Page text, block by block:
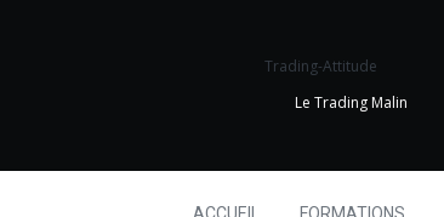
Trading-Attitude
Le Trading Malin